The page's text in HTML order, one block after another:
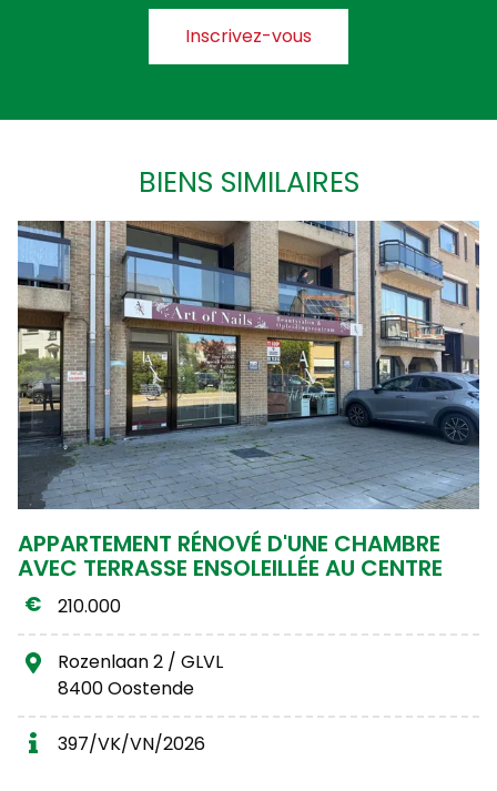
Inscrivez-vous
BIENS SIMILAIRES
APPARTEMENT RÉNOVÉ D'UNE CHAMBRE
AVEC TERRASSE ENSOLEILLÉE AU CENTRE
210.000
Rozenlaan 2 / GLVL
8400 Oostende
397/VK/VN/2026